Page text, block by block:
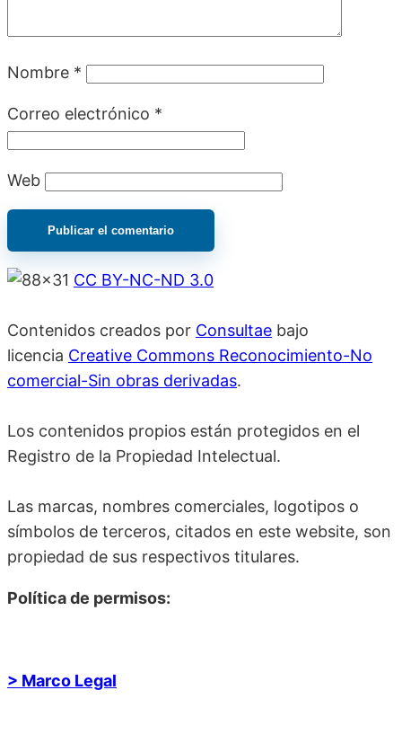
Nombre *
Correo electrónico *
Web
CC BY-NC-ND 3.0
Contenidos creados por Consultae bajo
licencia Creative Commons Reconocimiento-No
comercial-Sin obras derivadas.
Los contenidos propios están protegidos en el
Registro de la Propiedad Intelectual.
Las marcas, nombres comerciales, logotipos o
símbolos de terceros, citados en este website, son
propiedad de sus respectivos titulares.
Política de permisos:
> Marco Legal